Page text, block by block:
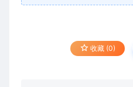
收藏 (0)